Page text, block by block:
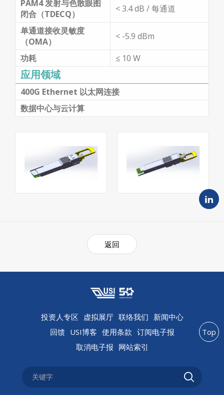
PAM4 发射与色散眼图
闭合（TDECQ）
< 3.4 dB / 每通道
单通道接收灵敏度
（OMA）
< -5.9 dBm
功耗
≤ 10 W
应用领域
400G Ethernet 以太网连接
数据中心与云计算
返回
投资人专区 虚拟展厅 联络我们 新闻中心
回馈 USI博客 使用条款 订阅电子报
取消电子报 网站索引
Top